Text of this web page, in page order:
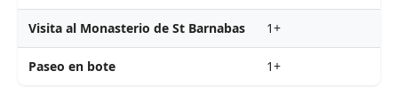
Visita al Monasterio de St Barnabas 1+
Paseo en bote 1+